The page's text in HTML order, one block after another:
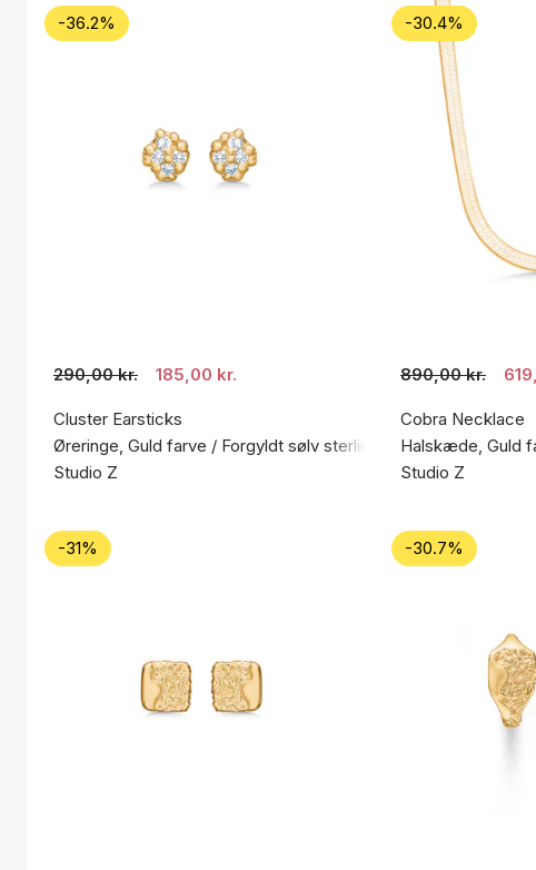
-36.2%
290,00 kr. 185,00 kr.
Cluster Earsticks
Øreringe, Guld farve / Forgyldt sølv sterling 925
Studio Z
-30.4%
890,00 kr.
Cobra Necklace
Halskæde, Guld
Studio Z
-31% -30.7%